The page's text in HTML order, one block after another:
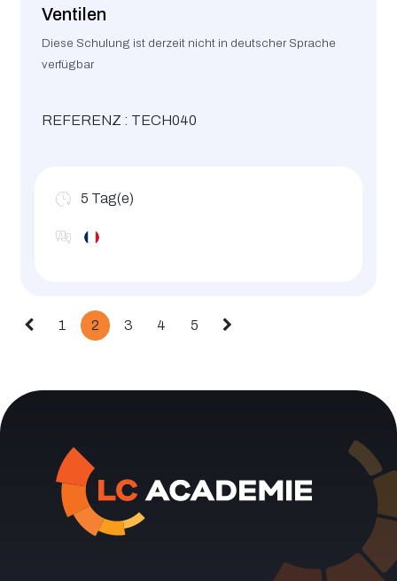
Ventilen
Diese Schulung ist derzeit nicht in deutscher Sprache
verfügbar
REFERENZ : TECH040
5 Tag(e)
1 2 3 4 5